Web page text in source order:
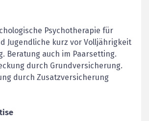
Psychotherapie für
Jugendliche kurz vor Volljährigkeit
Beratung auch im Paarsetting.
durch Grundversicherung.
durch Zusatzversicherung